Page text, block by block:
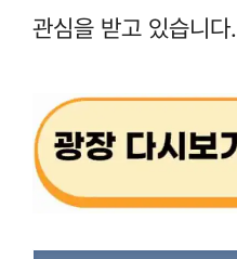
관심을 받고 있습니다.